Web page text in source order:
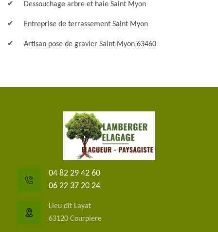
Dessouchage arbre et haie Saint Myon
Entreprise de terrassement Saint Myon
Artisan pose de gravier Saint Myon 63460
04 82 29 42 60
06 22 37 20 24
Lieu dit Layat
63120 Courpiere